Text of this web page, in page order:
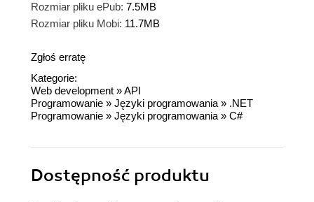
Rozmiar pliku ePub: 7.5MB
Rozmiar pliku Mobi: 11.7MB
Zgłoś erratę
Kategorie:
Web development »API
Programowanie » Języki programowania » .NET
Programowanie » Języki programowania » C#
Dostępność produktu